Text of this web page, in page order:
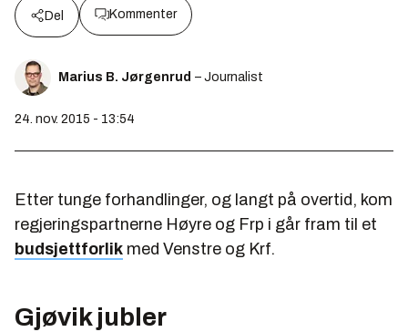
Del Kommenter
Marius B. Jørgenrud – Journalist
24. nov. 2015 - 13:54
Etter tunge forhandlinger, og langt på overtid, kom
regjeringspartnerne Høyre og Frp i går fram til et
budsjettforlik med Venstre og Krf.
Gjøvik jubler